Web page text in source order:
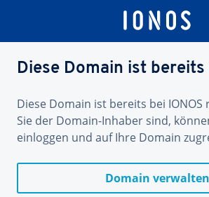
Diese Domain ist
Diese Domain ist bereits bei IONOS
Sie der Domain-Inhaber sind,
einloggen und auf Ihre Domain
Domain verwalten